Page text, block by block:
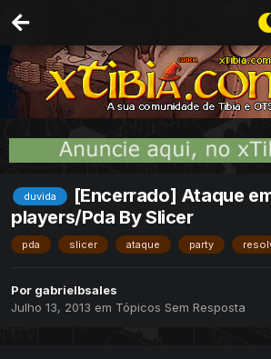
duvida
[Encerrado] Ataque
players/Pda By Slicer
pda slicer ataque party
Por gabrielbsales
Julho 13, 2013 em Tópicos Sem Resposta